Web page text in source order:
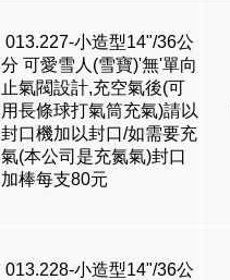
013.227-小造型14"/36公
分 可愛雪人(雪寶)'無'單向
止氣閥設計,充空氣後(可
用長條球打氣筒充氣)請以
封口機加以封口/如需要充
氣(本公司是充氮氣)封口
加棒每支80元
013.228-小造型14"/36公